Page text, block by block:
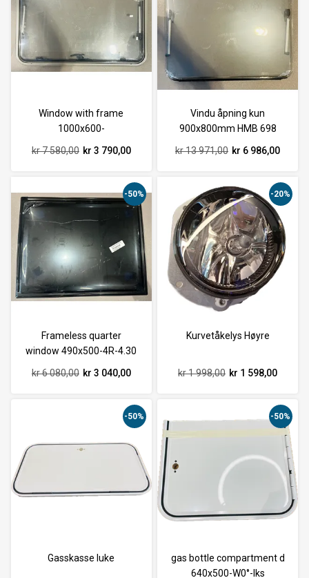
Window with frame
1000x600-
kr 7 580,00 kr 3 790,00
Vindu åpning kun
900x800mm HMB 698
kr 13 971,00 kr 6 986,00
Frameless quarter
window 490x500-4R-4.30
-50%
kr 6 080,00 kr 3 040,00
Kurvetåkelys Høyre
-20%
kr 1 998,00 kr 1 598,00
Gasskasse luke
-50%
gas bottle compartment d
640x500-W0°-lks
-50%